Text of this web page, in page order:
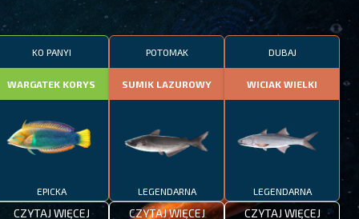
KO PANYI
WARGATEK KORYS
EPICKA
CZYTAJ WIĘCEJ
POTOMAK
SUMIK LAZUROWY
LEGENDARNA
CZYTAJ WIĘCEJ
DUBAJ
WICIAK WIELKI
LEGENDARNA
CZYTAJ WIĘCEJ